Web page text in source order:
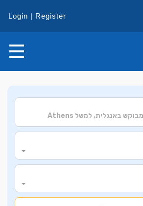
Login Register
2
2
+